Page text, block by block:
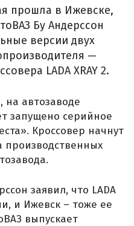
прошла в Ижевске,
Бу Андерссон
версии двух
—
LADA XRAY 2.
на автозаводе
запущено серийное
Кроссовер начнут
производственных
заявил, что LADA
и Ижевск – тоже ее
выпускает